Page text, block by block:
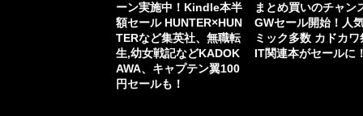
ーン実施中！Kindle本半
額セール HUNTER×HUN
TERなど集英社、無職転
生,幼女戦記などKADOK
AWA、キャプテン翼100
円セールも！
まとめ買いのチャン
GWセール開始！人
ミック多数 カドカワ
IT関連本がセールに